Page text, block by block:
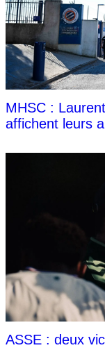
MHSC :
affichent leurs
ASSE : deux